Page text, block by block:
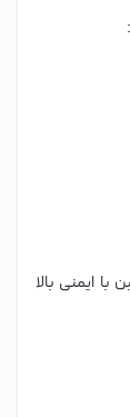
با ایمنی بالا